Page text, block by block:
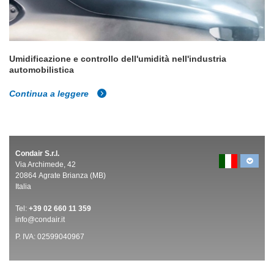
Umidificazione e controllo dell'umidità nell'industria
automobilistica
Continua a leggere
Condair S.r.l.
Via Archimede, 42
20864 Agrate Brianza (MB)
Italia
Tel: +39 02 660 11 359
info@condair.it
P. IVA: 02599040967